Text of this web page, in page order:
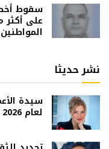
سقوط
المواطنين
نشر حديثا
سيدة
لعام 2026 وتتويج لمسيرة من النجاح والتميز